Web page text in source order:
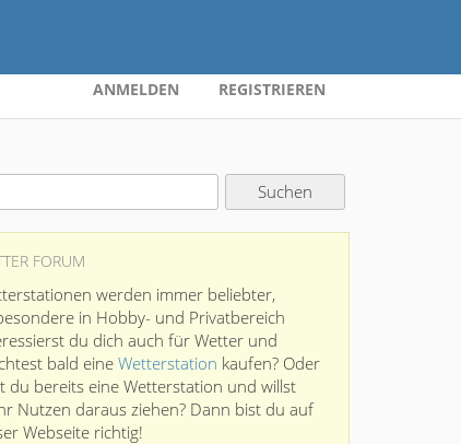
ANMELDEN REGISTRIEREN
FORUM
werden immer beliebter,
in Hobby- und Privatbereich
du dich auch für Wetter und
bald eineWetterstation kaufen? Oder
du bereits eine Wetterstation und willst
Nutzen daraus ziehen? Dann bist du auf
Webseite richtig!